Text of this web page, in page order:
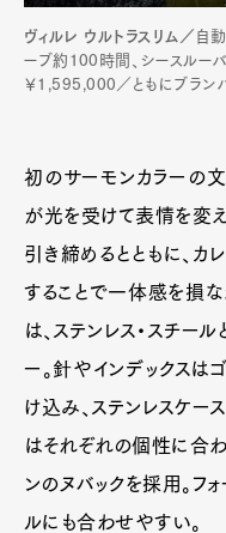
ヴィルレ ウルトラスリム／ 自
ーブ約100時間、シースルーバ
￥1,595,000／ともにブランパ
初のサーモンカラーの
が光を受けて表情を変え
引き締めるとともに、
することで一体感を損な
は、ステンレス・スチー
ー。針やインデックスは
け込み、ステンレスケー
はそれぞれの個性に合わ
ンのヌバックを採用。フ
ルにも合わせやすい。